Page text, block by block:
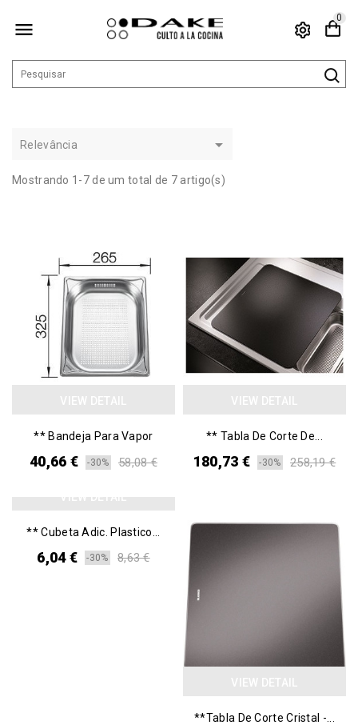

0
Relevância 
Mostrando 1-7 de um total de 7 artigo(s)
** Bandeja Para Vapor
40,66 € -30% 58,08 €
** Tabla De Corte De...
180,73 € -30% 258,19 €
** Cubeta Adic. Plastico...
6,04 € -30% 8,63 €
**Tabla De Corte Cristal -...